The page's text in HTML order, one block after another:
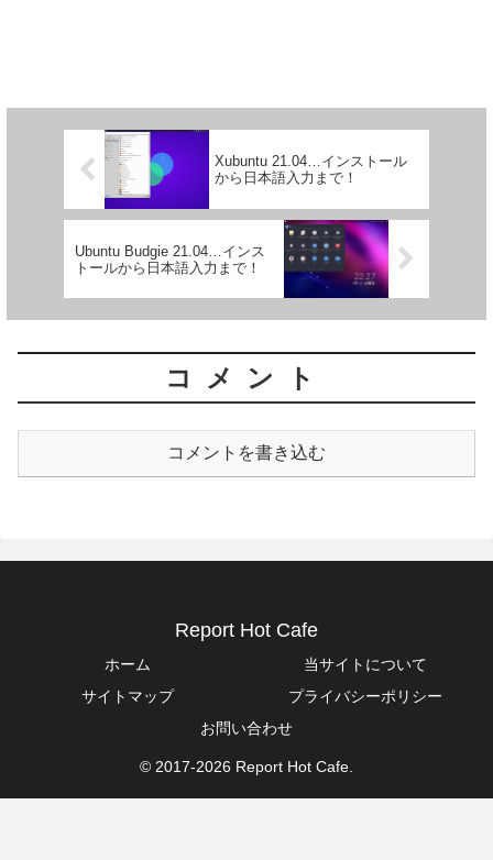
Xubuntu 21.04…インストール
から日本語入力まで！
Ubuntu Budgie 21.04…インス
トールから日本語入力まで！
コメント
コメントを書き込む
Report Hot Cafe
ホーム
当サイトについて
サイトマップ
プライバシーポリシー
お問い合わせ
© 2017-2026 Report Hot Cafe.